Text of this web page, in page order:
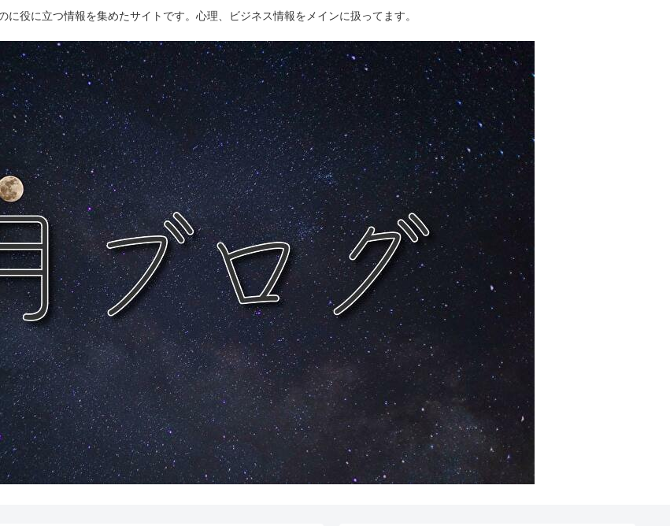
に役に立つ情報を集めたサイトです。心理、ビジネス情報をメインに扱ってます。